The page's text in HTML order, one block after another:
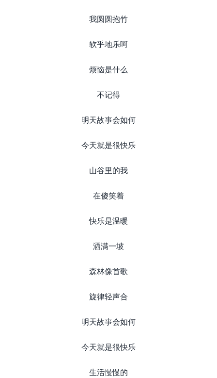
我圆圆抱竹
软乎地乐呵
烦恼是什么
不记得
明天故事会如何
今天就是很快乐
山谷里的我
在傻笑着
快乐是温暖
洒满一坡
森林像首歌
旋律轻声合
明天故事会如何
今天就是很快乐
生活慢慢的